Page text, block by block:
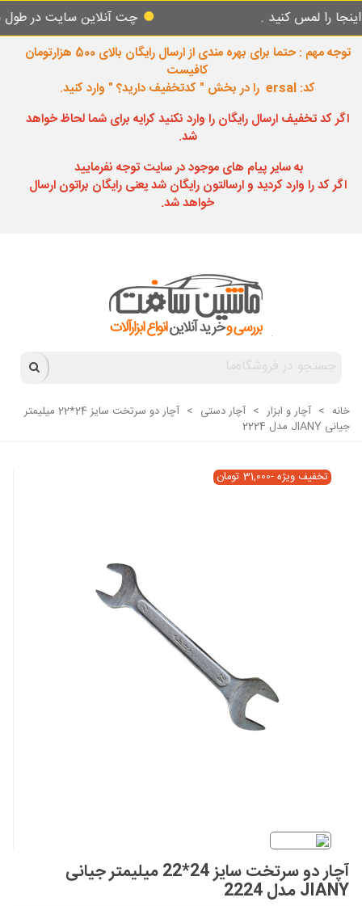
کنید . چت آنلاین سایت در طول شبانه
توجه مهم : حتما برای بهره مندی از ارسال رایگان بالای 500 هزارتومان
کافیست
کد: ersal را در بخش " کدتخفیف دارید؟ " وارد کنید.
اگر کد تخفیف ارسال رایگان را وارد نکنید کرایه برای شما لحاظ خواهد
شد.
به سایر پیام های موجود در سایت توجه نفرمایید
اگر کد را وارد کردید و ارسالتون رایگان شد یعنی رایگان براتون ارسال
خواهد شد.
خانه > آچار و ابزار > آچار دستی >
آچار دو سرتخت سایز 24*22 میلیمتر
جیانی JIANY مدل 2224
تخفیف ویژه-31,000 تومان
آچار دو سرتخت سایز 24*22 میلیمتر جیانی
JIANY مدل 2224